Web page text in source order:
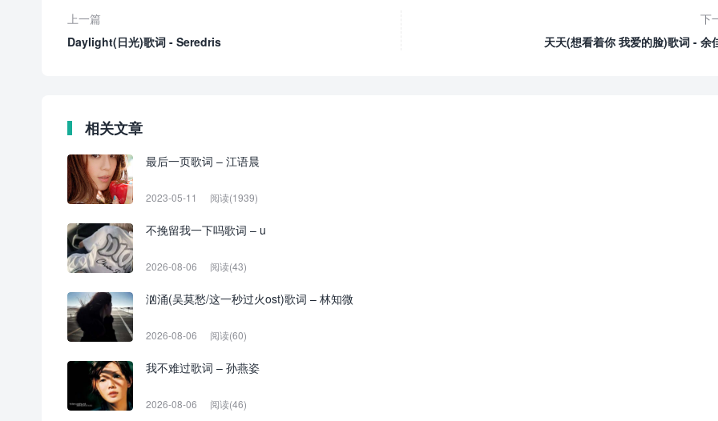
上一篇
Daylight(日光)歌词 - Seredris
下
天天(想看着你 我爱的脸)歌词 - 余
相关文章
最后一页歌词 – 江语晨
2023-05-11 阅读(1939)
不挽留我一下吗歌词 – u
2026-08-06 阅读(43)
汹涌(吴莫愁/这一秒过火ost)歌词 – 林知微
2026-08-06 阅读(60)
我不难过歌词 – 孙燕姿
2026-08-06 阅读(46)